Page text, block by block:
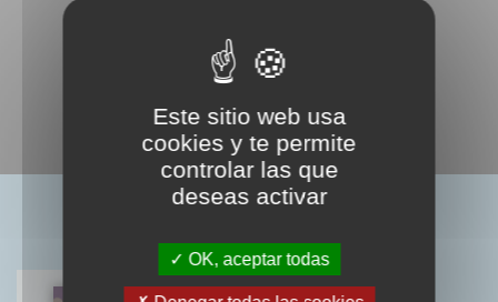
Este sitio web usa
cookies y te permite
controlar las que
deseas activar
OK, aceptar todas